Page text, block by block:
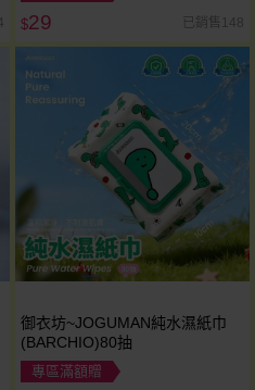
$29 已銷售148
御衣坊~JOGUMAN純水濕紙巾
(BARCHIO)80抽
專區滿額贈